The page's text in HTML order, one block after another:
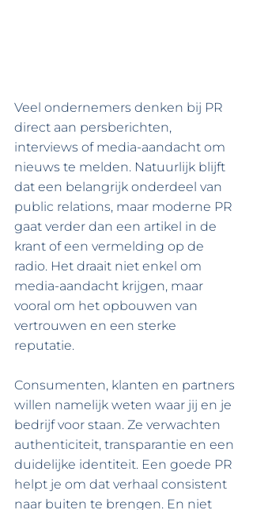
Veel ondernemers denken bij PR
direct aan persberichten,
interviews of media-aandacht om
nieuws te melden. Natuurlijk blijft
dat een belangrijk onderdeel van
public relations, maar moderne PR
gaat verder dan een artikel in de
krant of een vermelding op de
radio. Het draait niet enkel om
media-aandacht krijgen, maar
vooral om het opbouwen van
vertrouwen en een sterke
reputatie.
Consumenten, klanten en partners
willen namelijk weten waar jij en je
bedrijf voor staan. Ze verwachten
authenticiteit, transparantie en een
duidelijke identiteit. Een goede PR
helpt je om dat verhaal consistent
naar buiten te brengen. En niet